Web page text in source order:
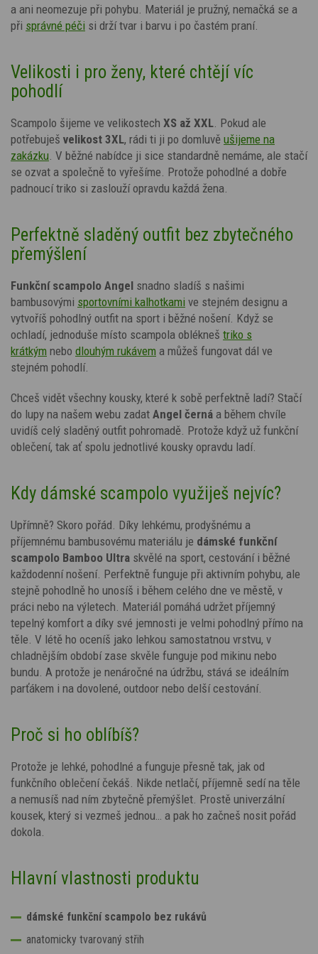
a ani neomezuje při pohybu. Materiál je pružný, nemačká se a
při správné péči si drží tvar i barvu i po častém praní.
Velikosti i pro ženy, které chtějí víc
pohodlí
Scampolo šijeme ve velikostech XS až XXL . Pokud ale
potřebuješ velikost 3XL, rádi ti ji po domluvě ušijeme na
zakázku . V běžné nabídce ji sice standardně nemáme, ale stačí
se ozvat a společně to vyřešíme. Protože pohodlné a dobře
padnoucí triko si zaslouží opravdu každá žena.
Perfektně sladěný outfit bez zbytečného
přemýšlení
Funkční scampolo Angel snadno sladíš s našimi
bambusovými sportovními kalhotkami ve stejném designu a
vytvoříš pohodlný outfit na sport i běžné nošení. Když se
ochladí, jednoduše místo scampola oblékneš triko s
krátkým nebo dlouhým rukávem a můžeš fungovat dál ve
stejném pohodlí.
Chceš vidět všechny kousky, které k sobě perfektně ladí? Stačí
do lupy na našem webu zadat Angel černá a během chvíle
uvidíš celý sladěný outfit pohromadě. Protože když už funkční
oblečení, tak ať spolu jednotlivé kousky opravdu ladí.
Kdy dámské scampolo využiješ nejvíc?
Upřímně? Skoro pořád. Díky lehkému, prodyšnému a
příjemnému bambusovému materiálu je dámské funkční
scampolo Bamboo Ultra skvělé na sport, cestování i běžné
každodenní nošení. Perfektně funguje při aktivním pohybu, ale
stejně pohodlně ho unosíš i během celého dne ve městě, v
práci nebo na výletech. Materiál pomáhá udržet příjemný
tepelný komfort a díky své jemnosti je velmi pohodlný přímo na
těle. V létě ho oceníš jako lehkou samostatnou vrstvu, v
chladnějším období zase skvěle funguje pod mikinu nebo
bundu. A protože je nenáročné na údržbu, stává se ideálním
parťákem i na dovolené, outdoor nebo delší cestování.
Proč si ho oblíbíš?
Protože je lehké, pohodlné a funguje přesně tak, jak od
funkčního oblečení čekáš. Nikde netlačí, příjemně sedí na těle
a nemusíš nad ním zbytečně přemýšlet. Prostě univerzální
kousek, který si vezmeš jednou… a pak ho začneš nosit pořád
dokola.
Hlavní vlastnosti produktu
dámské funkční scampolo bez rukávů
anatomicky tvarovaný střih